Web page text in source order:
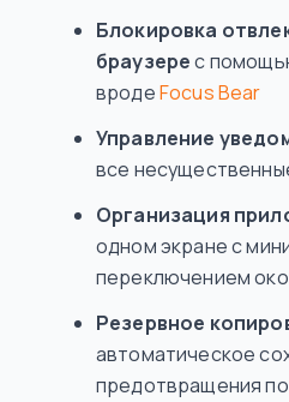
Блокировка
браузерес
вродеFocus Bear
Управление
все
Организация
одном экране с
переключением
Резервное
автоматическое
предотвращения